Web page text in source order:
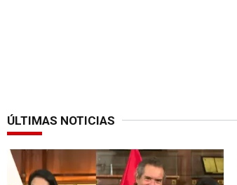
ÚLTIMAS NOTICIAS